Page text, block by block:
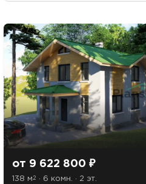
от 9 622 800 ₽
138 м2 · 6 комн. · 2 эт.
ПОИСК
УЗНАТЬ ТОЧНУЮ
Предпочтительный способ связи: